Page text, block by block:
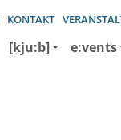
KONTAKT
[kju:b] e:vents